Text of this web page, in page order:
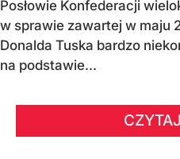
Posłowie Konfederacji
w sprawie zawartej w maju
Donalda Tuska bardzo
na podstawie...